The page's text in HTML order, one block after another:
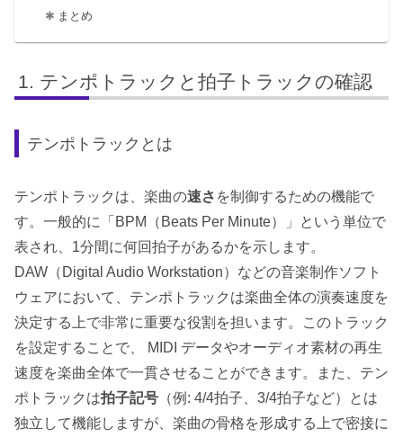
まとめ
テンポトラックと拍子トラックの確認
テンポトラックとは
テンポトラックは、楽曲の速さ を制御するための機能で
す。一般的に「BPM（Beats Per Minute）」という単位で
表され、1分間に何回拍子があるかを示します。
DAW（Digital Audio Workstation）などの音楽制作ソフト
ウェアにおいて、テンポトラックは楽曲全体の演奏速度を
決定する上で非常に重要な役割を担います。このトラック
を設定することで、 MIDI データやオーディオ素材の再生
速度を楽曲全体で一貫させることができます。また、テン
ポトラックは拍子記号 （例: 4/4拍子、3/4拍子など）とは
独立して機能しますが、楽曲の骨格を形成する上で密接に